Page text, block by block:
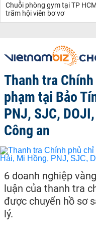
Chuỗi phòng gym tại TP
trăm hội viên bơ vơ
Thanh tra
phạm tại Bảo
PNJ, SJC,
Công an
6 doanh nghiệp
luận của thanh tra
được chuyển hồ sơ
lý.